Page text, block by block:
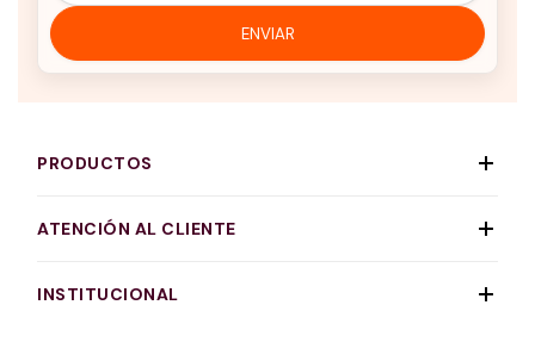
PRODUCTOS
ATENCIÓN AL CLIENTE
INSTITUCIONAL